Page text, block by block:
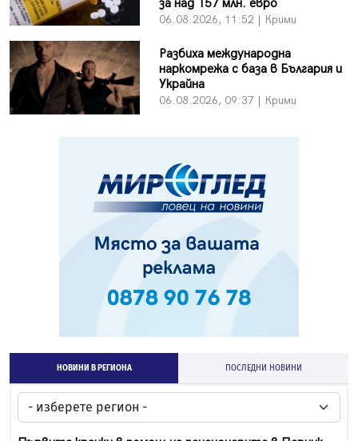
за над 157 млн. евро
06.08.2026, 11:52 | Крими
Разбиха международна
наркомрежа с база в България и
Украйна
06.08.2026, 09:37 | Крими
НОВИНИ В РЕГИОНА ПОСЛЕДНИ НОВИНИ